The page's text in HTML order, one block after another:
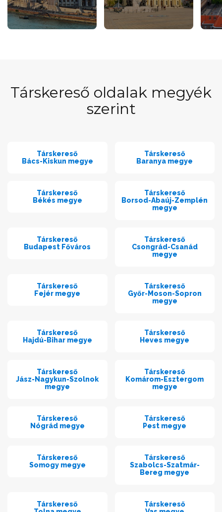
Társkereső oldalak megyék
szerint
Társkereső
Bács-Kiskun megye
Társkereső
Baranya megye
Társkereső
Békés megye
Társkereső
Borsod-Abaúj-Zemplén
megye
Társkereső
Budapest Főváros
Társkereső
Csongrád-Csanád
megye
Társkereső
Fejér megye
Társkereső
Győr-Moson-Sopron
megye
Társkereső
Hajdú-Bihar megye
Társkereső
Heves megye
Társkereső
Jász-Nagykun-Szolnok
megye
Társkereső
Komárom-Esztergom
megye
Társkereső
Nógrád megye
Társkereső
Pest megye
Társkereső
Somogy megye
Társkereső
Szabolcs-Szatmár-
Bereg megye
Társkereső
Társkereső